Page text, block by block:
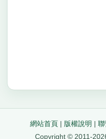
網站首頁 | 版權說明 |
Copyright © 2011-